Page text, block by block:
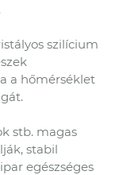
szilícium
a hőmérséklet
stb. magas
stabil
egészséges